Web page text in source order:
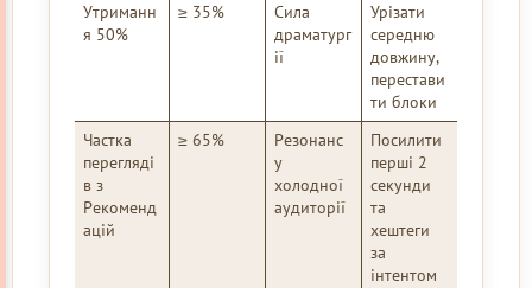
Утриманн
я 50%
≥ 35%
Сила
драматург
ії
Урізати
середню
довжину,
перестави
ти блоки
Частка
перегляді
в з
Рекоменд
ацій
≥ 65%
Резонанс
у
холодної
аудиторії
Посилити
перші 2
секунди
та
хештеги
за
інтентом